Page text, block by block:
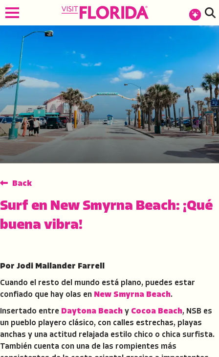
Back
Surf en New Smyrna Beach: ¡Qué
buena vibra!
Por Jodi Mailander Farrell
Cuando el resto del mundo está plano, puedes estar
confiado que hay olas en New Smyrna Beach.
Insertado entre Daytona Beach y Cocoa Beach, NSB es
un pueblo playero clásico, con calles estrechas, playas
anchas y una actitud relajada estilo chico o chica surfista.
También cuenta con una de las rompientes más